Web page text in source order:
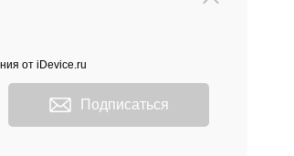
от iDevice.ru
Подписаться